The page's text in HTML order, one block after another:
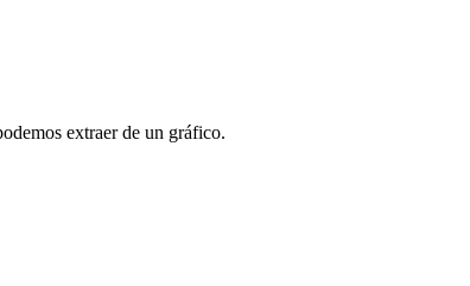
extraer de un gráfico.